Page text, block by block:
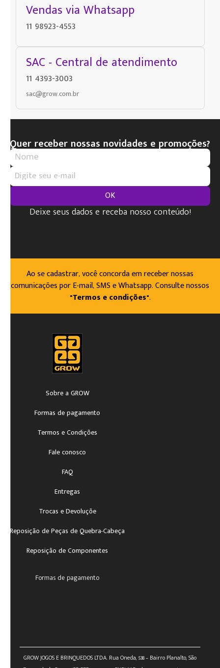
Vendas via Whatsapp
11 98923-4553
SAC - Central de atendimento
11 4393-3003
sac@grow.com.br
Quer receber nossas novidades e promoções?
OK
Deixe seus dados e receba nosso conteúdo!
Ao se cadastrar, você concorda em receber nossas
comunicações por E-mail, SMS e Whatsapp. Consulte nossos
"Termos e condições".
Sobre a GROW
Formas de pagamento
Termos e Condições
Fale conosco
FAQ
Entregas
Trocas e Devoluçõe
Reposição de Peças de Quebra-Cabeça
Reposição de Componentes
Formas de pagamento
GROW JOGOS E BRINQUEDOS LTDA. Rua Oneda, 538 – Bairro Planalto, São